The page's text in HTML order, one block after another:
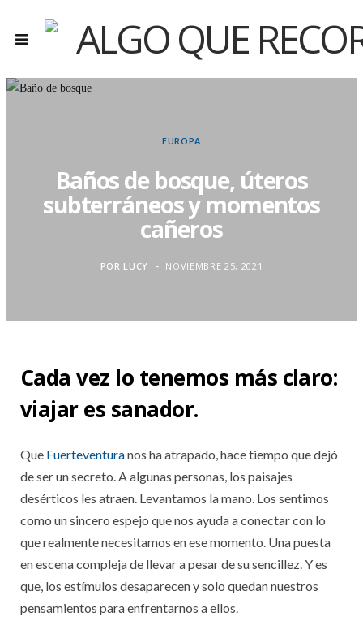
EUROPA
Baños de bosque, úteros
subterráneos y momentos
cañeros
POR LUCY NOVIEMBRE 25, 2021
Cada vez lo tenemos más claro:
viajar es sanador.
Que Fuerteventuranos ha atrapado, hace tiempo que dejó
de ser un secreto. A algunas personas, los paisajes
desérticos les atraen. Levantamos la mano. Los sentimos
como un sincero espejo que nos ayuda a conectar con lo
que realmente necesitamos en ese momento. Una puesta
en escena compleja de llevar a pesar de su sencillez. Y es
que, los estímulos desaparecen y solo quedan nuestros
pensamientos para enfrentarnos a ellos.